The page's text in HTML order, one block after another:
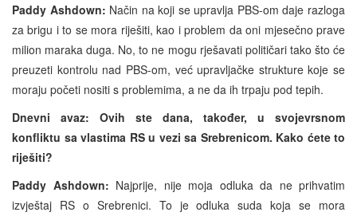
Paddy Ashdown: Način na koji se upravlja PBS-om daje razloga
za brigu i to se mora riješiti, kao i problem da oni mjesečno prave
milion maraka duga. No, to ne mogu rješavati političari tako što će
preuzeti kontrolu nad PBS-om, već upravljačke strukture koje se
moraju početi nositi s problemima, a ne da ih trpaju pod tepih.
Dnevni avaz: Ovih ste dana, također, u svojevrsnom
konfliktu sa vlastima RS u vezi sa Srebrenicom. Kako ćete to
riješiti?
Paddy Ashdown: Najprije, nije moja odluka da ne prihvatim
izvještaj RS o Srebrenici. To je odluka suda koja se mora